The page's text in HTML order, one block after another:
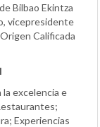
Bilbao Ekintza
vicepresidente
Calificada
excelencia e
Experiencias